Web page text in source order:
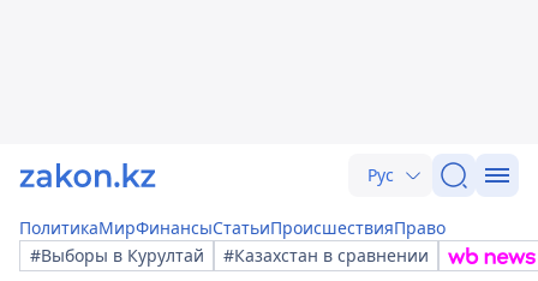
Рус
ПолитикаМирФинансыСтатьиПроисшествияПраво
#Выборы в Курултай
#Казахстан в сравнении